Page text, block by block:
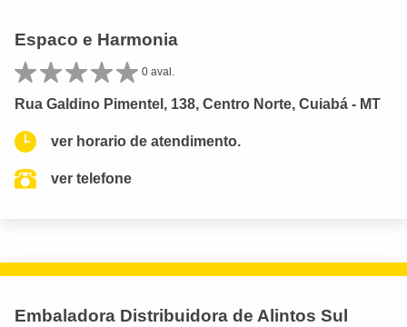
Espaco e Harmonia
0 aval.
Rua Galdino Pimentel, 138, Centro Norte, Cuiabá - MT
ver horario de atendimento.
ver telefone
Embaladora Distribuidora de Alintos Sul